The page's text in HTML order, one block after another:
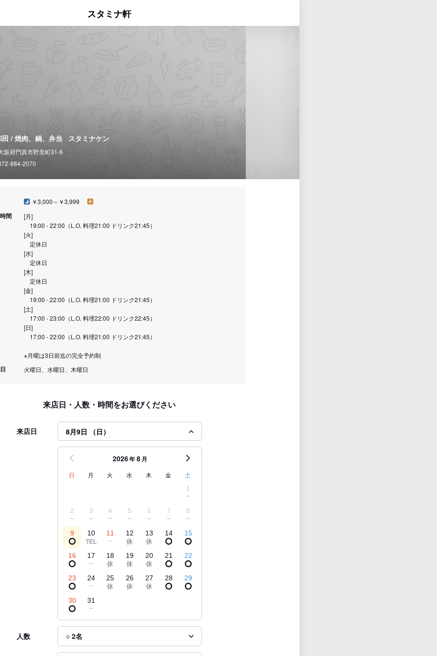
スタミナ軒
田 / 焼肉、鍋、弁当 スタミナケン
阪府門真市野里町31-6
884-2070
￥3,000～￥3,999
間
[月]
19:00 - 22:00（L.O. 料理21:00 ドリンク21:45）
[火]
定休日
[水]
定休日
[木]
定休日
[金]
19:00 - 22:00（L.O. 料理21:00 ドリンク21:45）
[土]
17:00 - 23:00（L.O. 料理22:00 ドリンク22:45）
[日]
17:00 - 22:00（L.O. 料理21:00 ドリンク21:45）
※月曜は3日前迄の完全予約制
火曜日、水曜日、木曜日
来店日・人数・時間をお選びください
来店日 8月9日 （日）
2026年8月
日 月 火 水 木 金 土
1
2 3 4 5 6 7 8
9 10 11 12 13 14 15
16 17 18 19 20 21 22
23 24 25 26 27 28 29
30 31
人数